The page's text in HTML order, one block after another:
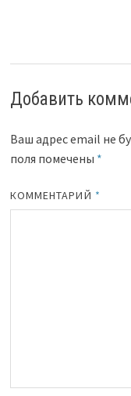
Добавить
Ваш адрес email не
поля помечены *
КОММЕНТАРИЙ *